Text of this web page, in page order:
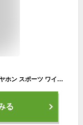
Bluetooth ヘッドセット 片耳 Bluetooth 5.4 イヤホン スポーツ ワイヤレス イヤホン iPhone/Android/iPad適用 ブラック＆グレー
る